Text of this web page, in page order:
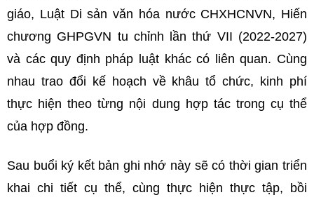
giáo, Luật Di sản văn hóa nước CHXHCNVN, Hiến
chương GHPGVN tu chỉnh lần thứ VII (2022-2027)
và các quy định pháp luật khác có liên quan. Cùng
nhau trao đổi kế hoạch về khâu tổ chức, kinh phí
thực hiện theo từng nội dung hợp tác trong cụ thể
của hợp đồng.
Sau buổi ký kết bản ghi nhớ này sẽ có thời gian triển
khai chi tiết cụ thể, cùng thực hiện thực tập, bồi